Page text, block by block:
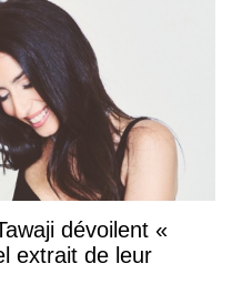
dévoilent «
extrait de leur